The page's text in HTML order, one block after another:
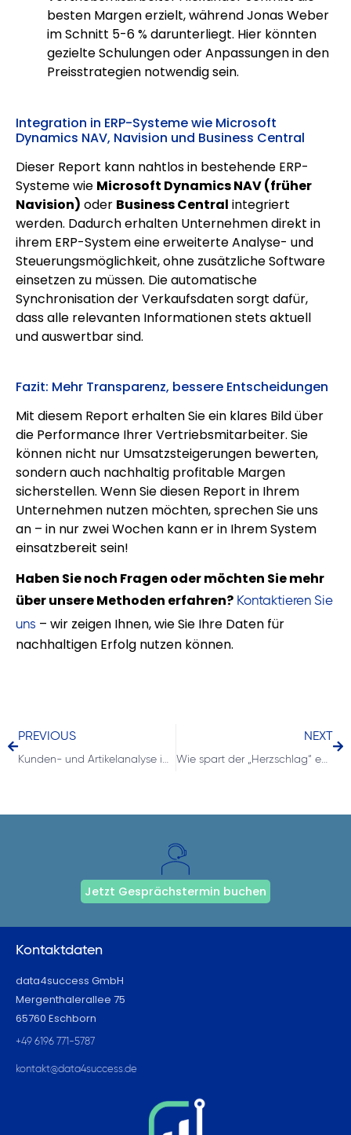
besten Margen erzielt, während Jonas Weber
im Schnitt 5-6 % darunterliegt. Hier könnten
gezielte Schulungen oder Anpassungen in den
Preisstrategien notwendig sein.
Integration in ERP-Systeme wie Microsoft
Dynamics NAV, Navision und Business Central
Dieser Report kann nahtlos in bestehende ERP-
Systeme wie Microsoft Dynamics NAV (früher
Navision) oder Business Central integriert
werden. Dadurch erhalten Unternehmen direkt in
ihrem ERP-System eine erweiterte Analyse- und
Steuerungsmöglichkeit, ohne zusätzliche Software
einsetzen zu müssen. Die automatische
Synchronisation der Verkaufsdaten sorgt dafür,
dass alle relevanten Informationen stets aktuell
und auswertbar sind.
Fazit: Mehr Transparenz, bessere Entscheidungen
Mit diesem Report erhalten Sie ein klares Bild über
die Performance Ihrer Vertriebsmitarbeiter. Sie
können nicht nur Umsatzsteigerungen bewerten,
sondern auch nachhaltig profitable Margen
sicherstellen. Wenn Sie diesen Report in Ihrem
Unternehmen nutzen möchten, sprechen Sie uns
an – in nur zwei Wochen kann er in Ihrem System
einsatzbereit sein!
Haben Sie noch Fragen oder möchten Sie mehr
über unsere Methoden erfahren? Kontaktieren Sie
uns – wir zeigen Ihnen, wie Sie Ihre Daten für
nachhaltigen Erfolg nutzen können.
PREVIOUS
Kunden- und Artikelanalyse im ERP: Ein interaktiver Report für bessere Einblicke
NEXT
Wie spart der „Herzschlag“ eurer Lagerbestände bares Geld?
Jetzt Gesprächstermin buchen
Kontaktdaten
data4success GmbH
Mergenthalerallee 75
65760 Eschborn
+49 6196 771-5787
kontakt@data4success.de